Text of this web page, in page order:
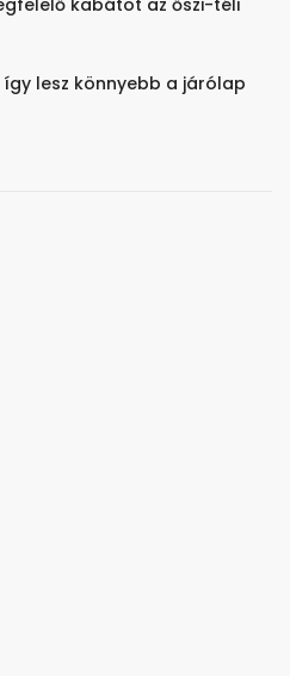
kabátot az őszi-téli
lesz könnyebb a járólap